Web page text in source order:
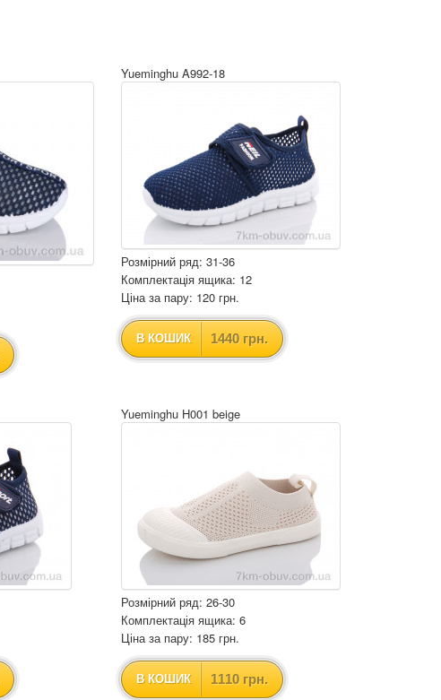
Yueminghu A992-18
Розмірний ряд: 31-36
Комплектація ящика: 12
Ціна за пару: 120 грн.
В КОШИК 1440 грн.
Yueminghu H001 beige
Розмірний ряд: 26-30
Комплектація ящика: 6
Ціна за пару: 185 грн.
В КОШИК 1110 грн.